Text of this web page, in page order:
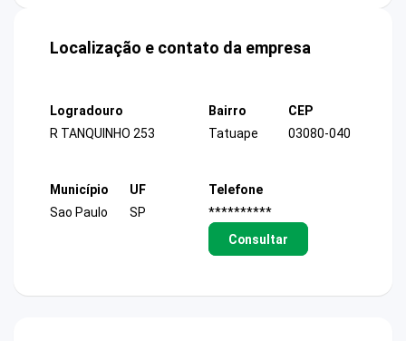
Localização e contato da empresa
Logradouro
R TANQUINHO 253
Bairro
Tatuape
CEP
03080-040
Município
Sao Paulo
UF
SP
Telefone
**********
Consultar